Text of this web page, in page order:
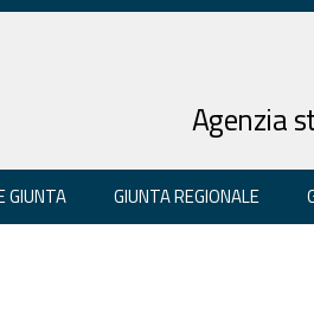
Agenzia
GIUNTA GIUNTA REGIONALE